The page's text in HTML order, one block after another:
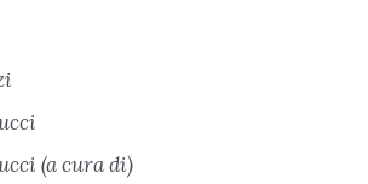
(a cura di)